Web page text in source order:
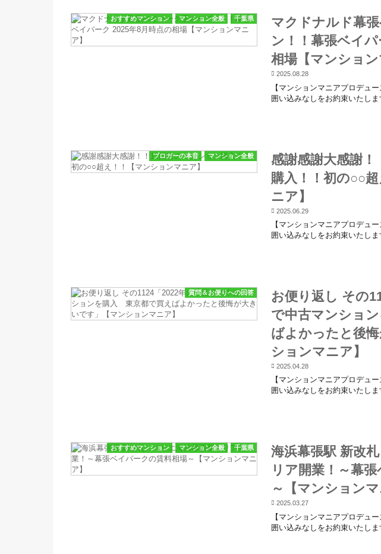
おすすめマンション マンション全般 千葉県
マクドナルド幕
ン！！幕張ベイ
相場【マンション
2025.08.28
【マンションマニアプロデュ
囲い込みなしをお約束いたし
ブロガーの本音 マンション全般
感謝感謝大感謝
購入！！初の○○
ニア】
2025.06.29
【マンションマニアプロデュ
囲い込みなしをお約束いたし
質問＆お便りへの回答
お便り返し その
で中古マンショ
ばよかったと後
ションマニア】
2025.04.28
【マンションマニアプロデュ
囲い込みなしをお約束いたし
おすすめマンション マンション全般 千葉県
海浜幕張駅 新改
リア開業！～幕
～【マンションマ
2025.03.27
【マンションマニアプロデュ
囲い込みなしをお約束いたし